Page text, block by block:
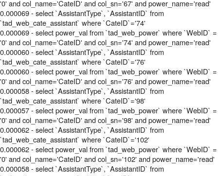
'0' and col_name='CateID' and col_sn='67' and power_name='read'
0.000069 - select `AssistantType`, `AssistantID` from
`tad_web_cate_assistant` where `CateID`='74'
0.000069 - select power_val from `tad_web_power` where `WebID` =
'0' and col_name='CateID' and col_sn='74' and power_name='read'
0.000060 - select `AssistantType`, `AssistantID` from
`tad_web_cate_assistant` where `CateID`='76'
0.000060 - select power_val from `tad_web_power` where `WebID` =
'0' and col_name='CateID' and col_sn='76' and power_name='read'
0.000058 - select `AssistantType`, `AssistantID` from
`tad_web_cate_assistant` where `CateID`='98'
0.000057 - select power_val from `tad_web_power` where `WebID` =
'0' and col_name='CateID' and col_sn='98' and power_name='read'
0.000062 - select `AssistantType`, `AssistantID` from
`tad_web_cate_assistant` where `CateID`='102'
0.000062 - select power_val from `tad_web_power` where `WebID` =
'0' and col_name='CateID' and col_sn='102' and power_name='read'
0.000058 - select `AssistantType`, `AssistantID` from